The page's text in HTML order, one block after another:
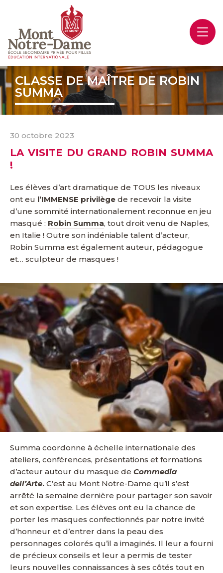
CLASSE DE MAÎTRE DE ROBIN
SUMMA
30 octobre 2023
LA VISITE DU GRAND ROBIN SUMMA
!
Les élèves d’art dramatique de TOUS les niveaux
ont eu l’IMMENSE privilège de recevoir la visite
d’une sommité internationalement reconnue en jeu
masqué : Robin Summa, tout droit venu de Naples,
en Italie ! Outre son indéniable talent d’acteur,
Robin Summa est également auteur, pédagogue
et… sculpteur de masques !
Summa coordonne à échelle internationale des
ateliers, conférences, présentations et formations
d’acteur autour du masque de Commedia
dell’Arte. C’est au Mont Notre-Dame qu’il s’est
arrêté la semaine dernière pour partager son savoir
et son expertise. Les élèves ont eu la chance de
porter les masques confectionnés par notre invité
d’honneur et d’entrer dans la peau des
personnages colorés qu’il a imaginés. Il leur a fourni
de précieux conseils et leur a permis de tester
leurs nouvelles connaissances à ses côtés tout en